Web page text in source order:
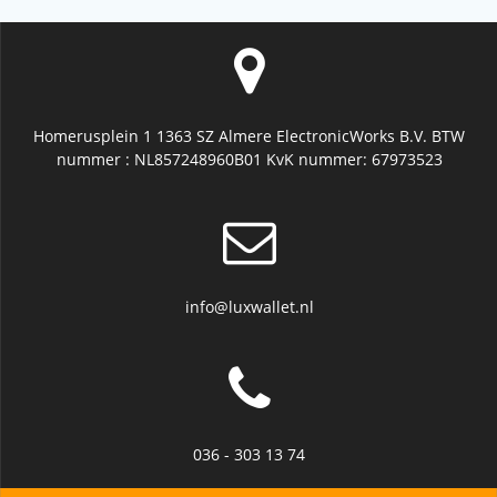
Homerusplein 1 1363 SZ Almere ElectronicWorks B.V. BTW
nummer : NL857248960B01 KvK nummer: 67973523
info@luxwallet.nl
036 - 303 13 74